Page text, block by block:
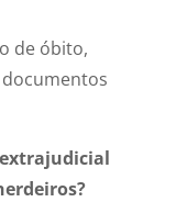
de óbito,